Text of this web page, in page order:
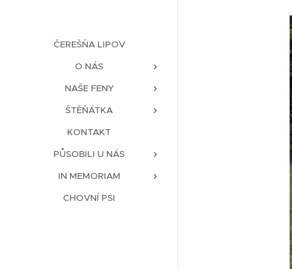
ČEREŠŇA LIPOV
O NÁS
NAŠE FENY
ŠTĚŇÁTKA
KONTAKT
PŮSOBILI U NÁS
IN MEMORIAM
CHOVNÍ PSI